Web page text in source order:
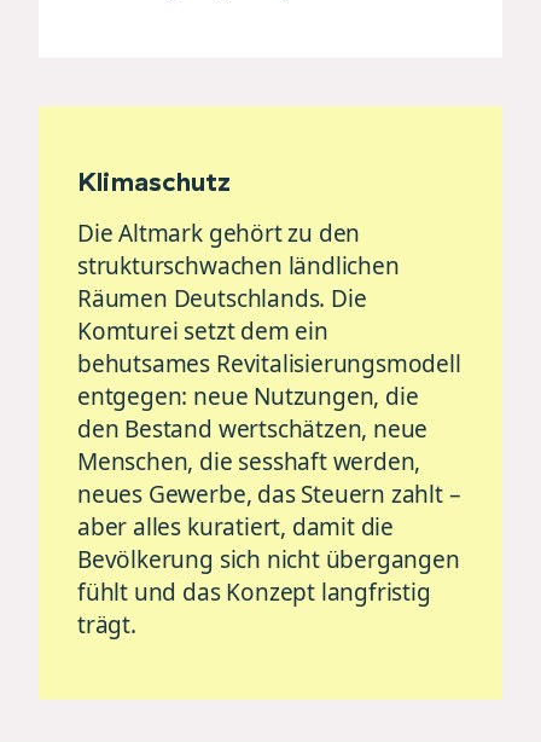
Klimaschutz
Die Altmark gehört zu den
strukturschwachen ländlichen
Räumen Deutschlands. Die
Komturei setzt dem ein
behutsames Revitalisierungsmodell
entgegen: neue Nutzungen, die
den Bestand wertschätzen, neue
Menschen, die sesshaft werden,
neues Gewerbe, das Steuern zahlt –
aber alles kuratiert, damit die
Bevölkerung sich nicht übergangen
fühlt und das Konzept langfristig
trägt.